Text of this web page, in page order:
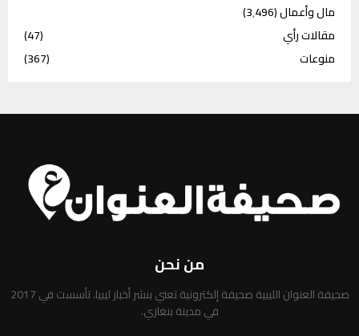
مال وأعمال(3٬496)
مقالات رأي
(47)
منوعات
(367)
من نحن
صحيفة العنوان الليبية صحيفة إلكترونية تعني بنشر أخبار ليبيا. تأسست في 2017
في مدينة بنغازي.